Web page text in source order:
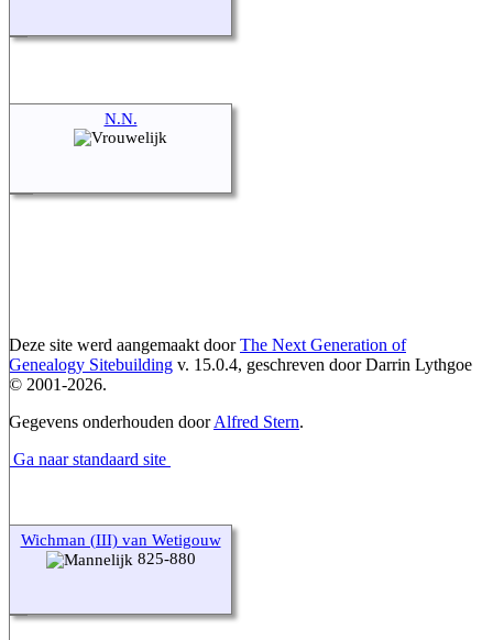
N.N.
Wichman (III) van Wetigouw
825-880
Deze site werd aangemaakt doorThe Next Generation of
Genealogy Sitebuilding v. 15.0.4, geschreven door Darrin Lythgoe
© 2001-2026.
Gegevens onderhouden doorAlfred Stern.
Ga naar standaard site